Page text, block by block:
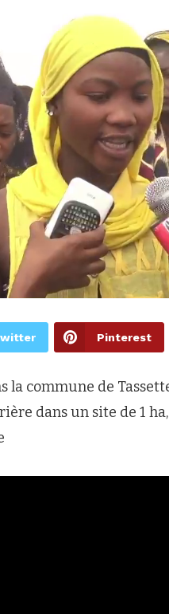
Pinterest
la commune de
dans un site de 1